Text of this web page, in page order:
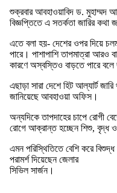
শুক্রবার আবহাওয়াবিদ ড. মুহাম্মদ
বিজ্ঞপ্তিতে এ সতর্কতা জারির কথা
এতে বলা হয়- দেশের ওপর দিয়ে
পারে। পাশাপাশি তাপমাত্রা আরও
কারণে অস্বস্তিও বাড়তে পারে বলে
এছাড়া সারা দেশে হিট আল্যার্ট
জানিয়েছে আবহাওয়া অফিস।
অন্যদিকে তাপদাহের চাপে রোগী
রোগে আক্রান্ত হচ্ছেন শিশু, বৃদ্ধ ও
এমন পরিস্থিতিতে বেশি করে
পরামর্শ দিয়েছেন জেলার
সিভিল সার্জন।